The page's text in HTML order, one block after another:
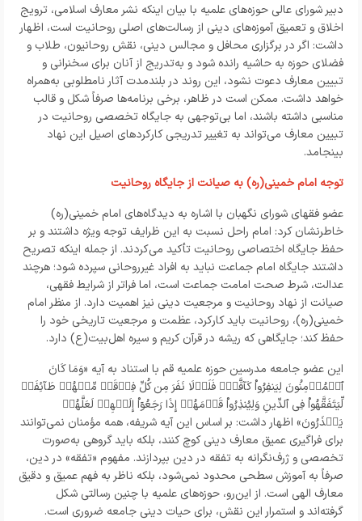
دبیر شورای عالی حوزه‌های علمیه با بیان اینکه نشر معارف اسلامی، ترویج
اخلاق و تعمیق آموزه‌های دینی از رسالت‌های اصلی روحانیت است، اظهار
داشت: اگر در برگزاری محافل و مجالس دینی، نقش روحانیون، طلاب و
فضلای حوزه به حاشیه رانده شود و به‌تدریج از آنان برای سخنرانی و
تبیین معارف دعوت نشود، این روند در بلندمدت آثار نامطلوبی به‌همراه
خواهد داشت. ممکن است در ظاهر، برخی برنامه‌ها صرفاً شکل و قالب
مناسبی داشته باشند، اما بی‌توجهی به جایگاه تخصصی روحانیت در
تبیین معارف می‌تواند به تغییر تدریجی کارکردهای اصیل این نهاد
بینجامد.
توجه امام خمینی(ره) به صیانت از جایگاه روحانیت
عضو فقهای شورای نگهبان با اشاره به دیدگاه‌های امام خمینی(ره)
خاطرنشان کرد: امام راحل نسبت به این ظرایف توجه ویژه داشتند و بر
حفظ جایگاه اختصاصی روحانیت تأکید می‌کردند. از جمله اینکه تصریح
داشتند جایگاه امام جماعت نباید به افراد غیرروحانی سپرده شود؛ هرچند
عدالت، شرط صحت امامت جماعت است، اما فراتر از شرایط فقهی،
صیانت از نهاد روحانیت و مرجعیت دینی نیز اهمیت دارد. از منظر امام
خمینی(ره)، روحانیت باید کارکرد، عظمت و مرجعیت تاریخی خود را
حفظ کند؛ جایگاهی که ریشه در قرآن کریم و سیره اهل‌بیت(ع) دارد.
این عضو جامعه مدرسین حوزه علمیه قم با استناد به آیه «وَمَا کَانَ
ٱلمُؤمِنُونَ لِیَنفِرُواْ کَآفَّة فَلَولَا نَفَرَ مِن کُلِّ فِرقَة مِّنهُم طَآئِفَة
لِّیَتَفَقَّهُواْ فِیٱلدِّینِ وَلِیُنذِرُواْ قَومَهُم إِذَا رَجَعُواْ إِلَیهِم لَعَلَّهُم
یَحذَرُونَ» اظهار داشت: بر اساس این آیه شریفه، همه مؤمنان نمی‌توانند
برای فراگیری عمیق معارف دینی کوچ کنند، بلکه باید گروهی به‌صورت
تخصصی و ژرف‌نگرانه به تفقه در دین بپردازند. مفهوم «تفقه» در دین،
صرفاً به آموزش سطحی محدود نمی‌شود، بلکه ناظر به فهم عمیق و دقیق
معارف الهی است. از این‌رو، حوزه‌های علمیه با چنین رسالتی شکل
گرفته‌اند و استمرار این نقش، برای حیات دینی جامعه ضروری است.